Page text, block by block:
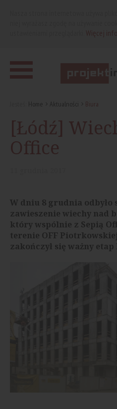
Home Aktualności Biura
[Łódź]
Office
W dniu 8 grudnia odbyło
zawieszenie wiechy nad
który wspólnie z Sepią
terenie OFF
zakończył się ważny